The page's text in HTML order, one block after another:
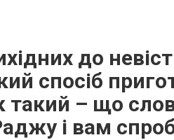
до
спосіб
такий – що
і вам